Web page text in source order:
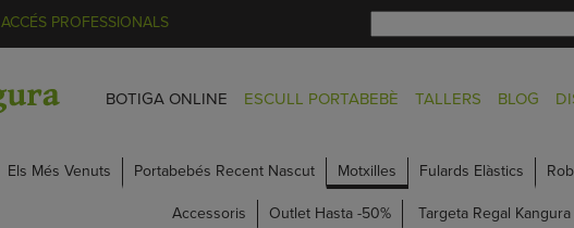
ACCÉS PROFESSIONALS
BOTIGA ONLINE ESCULL PORTABEBÈ TALLERS BLOG
Els Més Venuts Portabebés Recent Nascut Motxilles Fulards Elàstics
Accessoris
Outlet Hasta -50% Targeta Regal Kangura